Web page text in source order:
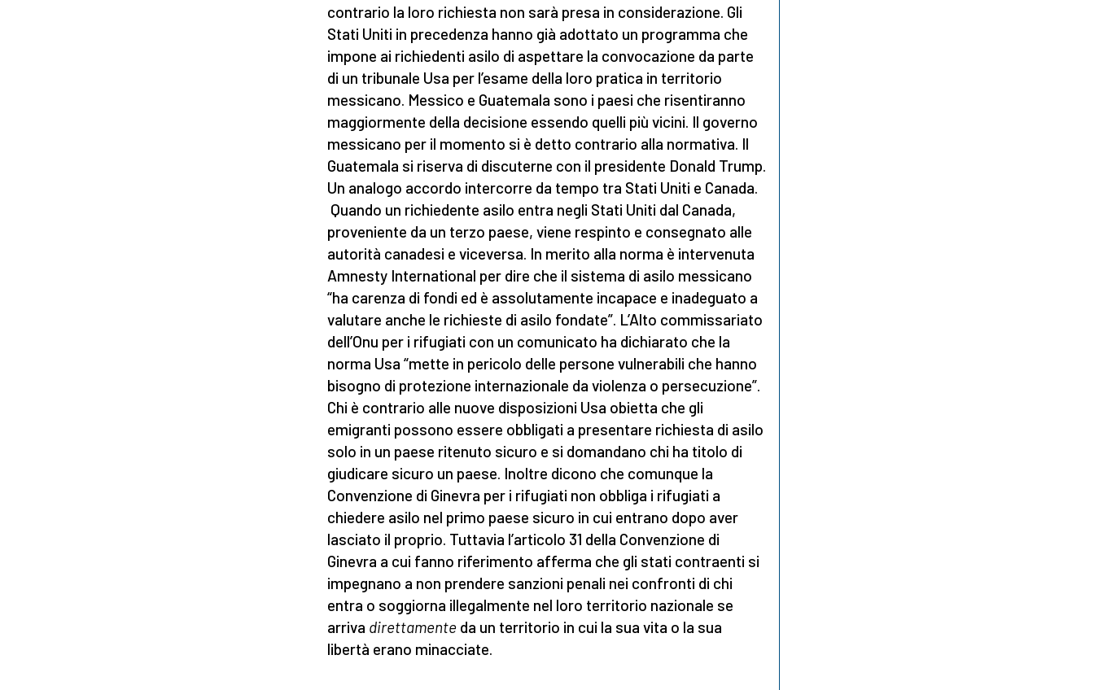
contrario la loro richiesta non sarà presa in considerazione. Gli
Stati Uniti in precedenza hanno già adottato un programma che
impone ai richiedenti asilo di aspettare la convocazione da parte
di un tribunale Usa per l’esame della loro pratica in territorio
messicano. Messico e Guatemala sono i paesi che risentiranno
maggiormente della decisione essendo quelli più vicini. Il governo
messicano per il momento si è detto contrario alla normativa. Il
Guatemala si riserva di discuterne con il presidente Donald Trump.
Un analogo accordo intercorre da tempo tra Stati Uniti e Canada.
Quando un richiedente asilo entra negli Stati Uniti dal Canada,
proveniente da un terzo paese, viene respinto e consegnato alle
autorità canadesi e viceversa. In merito alla norma è intervenuta
Amnesty International per dire che il sistema di asilo messicano
“ha carenza di fondi ed è assolutamente incapace e inadeguato a
valutare anche le richieste di asilo fondate”. L’Alto commissariato
dell’Onu per i rifugiati con un comunicato ha dichiarato che la
norma Usa “mette in pericolo delle persone vulnerabili che hanno
bisogno di protezione internazionale da violenza o persecuzione”.
Chi è contrario alle nuove disposizioni Usa obietta che gli
emigranti possono essere obbligati a presentare richiesta di asilo
solo in un paese ritenuto sicuro e si domandano chi ha titolo di
giudicare sicuro un paese. Inoltre dicono che comunque la
Convenzione di Ginevra per i rifugiati non obbliga i rifugiati a
chiedere asilo nel primo paese sicuro in cui entrano dopo aver
lasciato il proprio. Tuttavia l’articolo 31 della Convenzione di
Ginevra a cui fanno riferimento afferma che gli stati contraenti si
impegnano a non prendere sanzioni penali nei confronti di chi
entra o soggiorna illegalmente nel loro territorio nazionale se
arriva direttamente da un territorio in cui la sua vita o la sua
libertà erano minacciate.